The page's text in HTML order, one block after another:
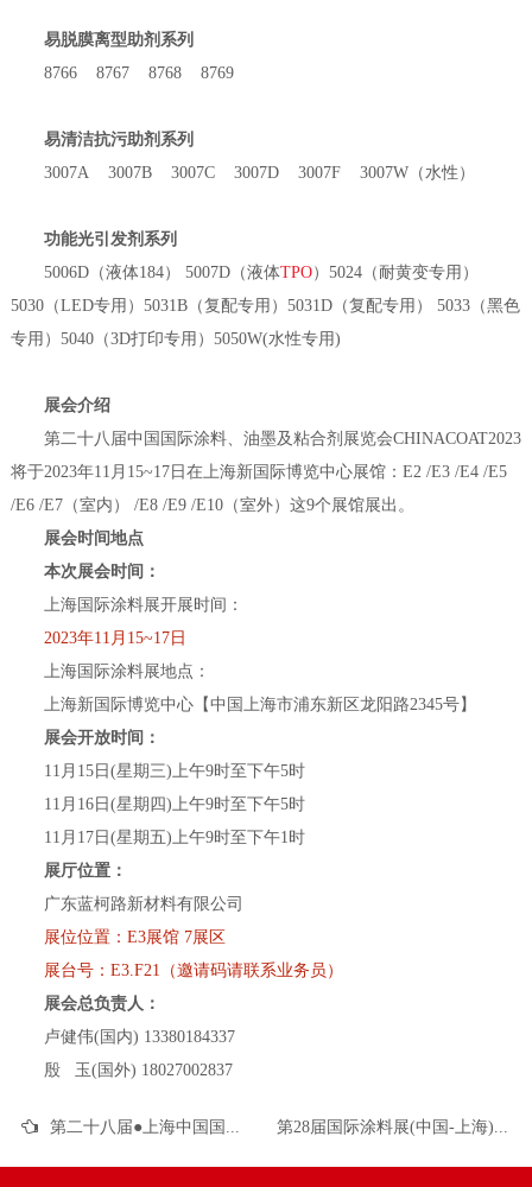
易脱膜离型助剂系列
8766 8767 8768 8769
易清洁抗污助剂系列
3007A 3007B 3007C 3007D 3007F 3007W（水性）
功能光引发剂系列
5006D（液体184） 5007D（液体TPO）5024（耐黄变专用）
5030（LED专用）5031B（复配专用）5031D（复配专用） 5033（黑色
专用）5040（3D打印专用）5050W(水性专用)
展会介绍
第二十八届中国国际涂料、油墨及粘合剂展览会CHINACOAT2023
将于2023年11月15~17日在上海新国际博览中心展馆：E2 /E3 /E4 /E5
/E6 /E7（室内） /E8 /E9 /E10（室外）这9个展馆展出。
展会时间地点
本次展会时间：
上海国际涂料展开展时间：
2023年11月15~17日
上海国际涂料展地点：
上海新国际博览中心【中国上海市浦东新区龙阳路2345号】
展会开放时间：
11月15日(星期三)上午9时至下午5时
11月16日(星期四)上午9时至下午5时
11月17日(星期五)上午9时至下午1时
展厅位置：
广东蓝柯路新材料有限公司
展位位置：E3展馆 7展区
展台号：E3.F21（邀请码请联系业务员）
展会总负责人：
卢健伟(国内) 13380184337
殷 玉(国外) 18027002837